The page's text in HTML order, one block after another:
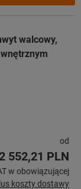
walcowy,
od
2 552,21 PLN
w obowiązującej
koszty dostawy